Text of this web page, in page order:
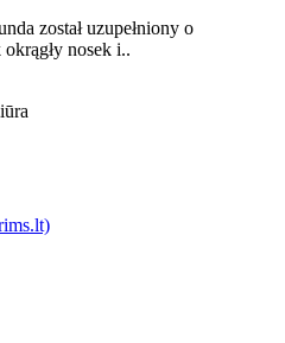
został uzupełniony o
nosek i..